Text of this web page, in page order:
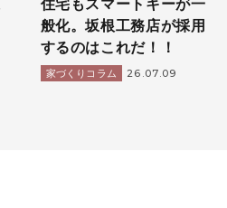
住宅もスマートキーが一
般化。坂根工務店が採用
するのはこれだ！！
家づくりコラム 26.07.09